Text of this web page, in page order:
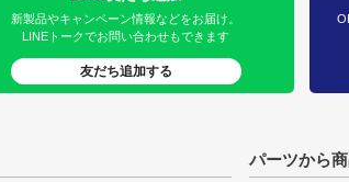
新製品やキャンペーン情報などをお届け。
LINEトークでお問い合わせもできます
友だち追加する
パーツから